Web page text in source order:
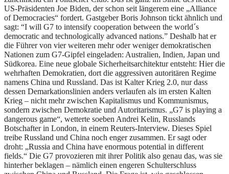
US-Präsidenten Joe Biden, der schon seit längerem eine „Alliance
of Democracies“ fordert. Gastgeber Boris Johnson tickt ähnlich und
sagt: “I will G7 to intensify cooperation between the world´s
democratic and technologically advanced nations.” Deshalb hat er
die Führer von vier weiteren mehr oder weniger demokratischen
Nationen zum G7-Gipfel eingeladen: Australien, Indien, Japan und
Südkorea. Eine neue globale Sicherheitsarchitektur entsteht: Hier die
wehrhaften Demokratien, dort die aggressiven autoritären Regime
namens China und Russland. Das ist Kalter Krieg 2.0, nur dass
dessen Demarkationslinien anders verlaufen als im ersten Kalten
Krieg – nicht mehr zwischen Kapitalismus und Kommunismus,
sondern zwischen Demokratie und Autoritarismus. „G7 is playing a
dangerous game“, wetterte soeben Andrei Kelin, Russlands
Botschafter in London, in einem Reuters-Interview. Dieses Spiel
treibe Russland und China noch enger zusammen. Er sagt oder
droht: „Russia and China have enormous potential in different
fields.“ Die G7 provozieren mit ihrer Politik also genau das, was sie
hinterher beklagen – nämlich einen engeren Schulterschluss